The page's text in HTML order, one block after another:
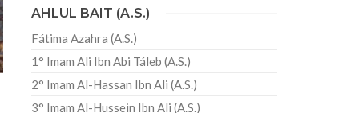
AHLUL BAIT (A.S.)
Fátima Azahra (A.S.)
1° Imam Ali Ibn Abi Táleb (A.S.)
2° Imam Al-Hassan Ibn Ali (A.S.)
3° Imam Al-Hussein Ibn Ali (A.S.)